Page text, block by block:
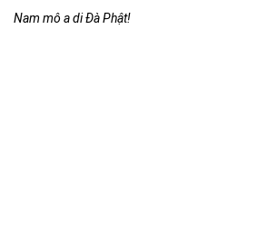
Nam mô a di Đà Phật!